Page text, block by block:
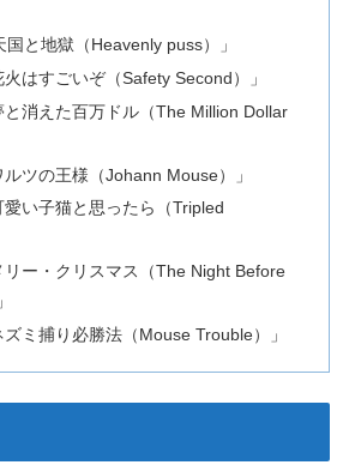
と地獄（Heavenly puss）」
はすごいぞ（Safety Second）」
消えた百万ドル（The Million Dollar
ツの王様（Johann Mouse）」
い子猫と思ったら（Tripled
ー・クリスマス（The Night Before
ミ捕り必勝法（Mouse Trouble）」